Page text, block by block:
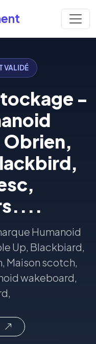
VALIDÉ
-
Humanoid
Up, Blackbiard,
Maison scotch,
wakeboard,